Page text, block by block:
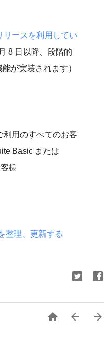
リースを利用してい
8 日以降、段階的
が実装されます）
利用のすべてのお客
Basic または
様
整理、更新する
  